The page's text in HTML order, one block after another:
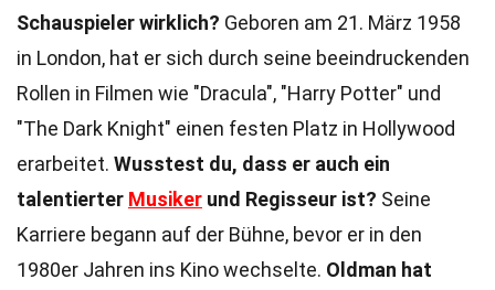
Schauspieler wirklich? Geboren am 21. März 1958
in London, hat er sich durch seine beeindruckenden
Rollen in Filmen wie "Dracula", "Harry Potter" und
"The Dark Knight" einen festen Platz in Hollywood
erarbeitet. Wusstest du, dass er auch ein
talentierter Musiker und Regisseur ist? Seine
Karriere begann auf der Bühne, bevor er in den
1980er Jahren ins Kino wechselte. Oldman hat